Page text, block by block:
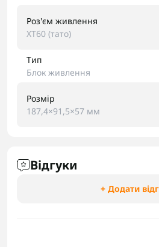
Роз'єм живлення
XT60 (тато)
Тип
Блок живлення
Розмір
187,4×91,5×57 мм
Відгуки
+ Додати